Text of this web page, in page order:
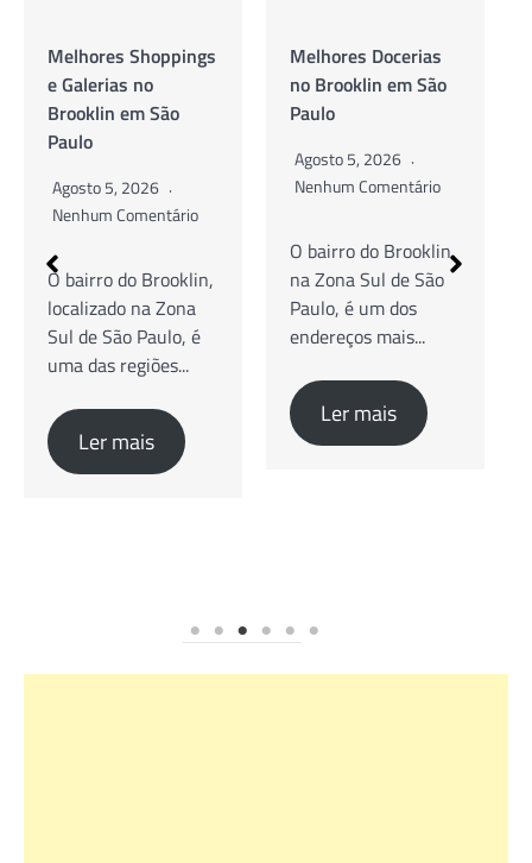
Melhores Shoppings
e Galerias no
Brooklin em São
Paulo
Agosto 5, 2026
Nenhum Comentário
O bairro do Brooklin,
localizado na Zona
Sul de São Paulo, é
uma das regiões...
Ler mais
Melhores Docerias
no Brooklin em São
Paulo
Agosto 5, 2026
Nenhum Comentário
O bairro do Brooklin,
na Zona Sul de São
Paulo, é um dos
endereços mais...
Ler mais